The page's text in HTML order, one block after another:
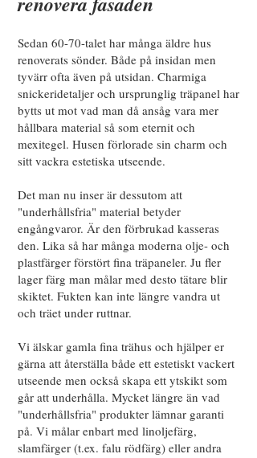
Sedan 60-70-talet har många äldre hus
renoverats sönder. Både på insidan men
tyvärr ofta även på utsidan. Charmiga
snickeridetaljer och ursprunglig träpanel har
bytts ut mot vad man då ansåg vara mer
hållbara material så som eternit och
mexitegel. Husen förlorade sin charm och
sitt vackra estetiska utseende.
Det man nu inser är dessutom att
"underhållsfria" material betyder
engångvaror. Är den förbrukad kasseras
den. Lika så har många moderna olje- och
plastfärger förstört fina träpaneler. Ju fler
lager färg man målar med desto tätare blir
skiktet. Fukten kan inte längre vandra ut
och träet under ruttnar.
Vi älskar gamla fina trähus och hjälper er
gärna att återställa både ett estetiskt vackert
utseende men också skapa ett ytskikt som
går att underhålla. Mycket längre än vad
"underhållsfria" produkter lämnar garanti
på. Vi målar enbart med linoljefärg,
slamfärger (t.ex. falu rödfärg) eller andra